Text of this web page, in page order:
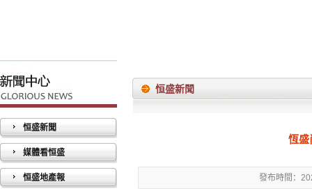
恒盛新聞
媒體看恒盛
恒盛地產報
恒盛新聞
恆盛
發布時間：